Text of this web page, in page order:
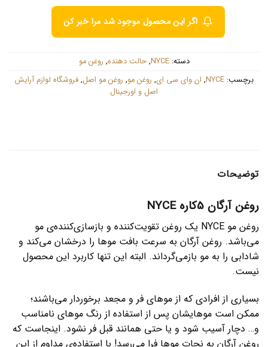
اگر این محصول موجود شد مرا خبر کن
دسته:NYCE
,حالت دهنده, روغن مو
برچسب:NYCE
, ان وای سی ای, روغن مو, روغن مو اصل,فروشگاه لوازم آرایش
اصل و اورجینال
توضیحات
روغن آرگان 5کاره NYCE
روغن مو NYCE یک روغن تقویت‌کننده و بازسازی‌کننده‌ی مو
می‌باشد. روغن آرگان به سرعت بافت موها را درخشان می‌کند و
شادابی را به مو بازمی‌گرداند. البته این تنها کاربرد این محصول
نیست.
بسیاری از افرادی که از موهای فر و مجعد برخوردار می‌باشند؛
ممکن است موهایشان پس از استفاده از رنگ موهای نامناسب
و… دچار آسیب شود و یا حتی همانند قبل فر نشود. اینجاست که
روغن آرگان به نجات موها فرا می‌رسد! با استفاده‌ی مداوم از این